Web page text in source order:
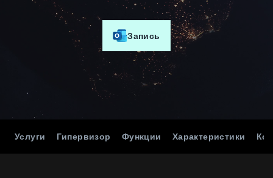
Запись
Услуги Гипервизор Функции Характеристики